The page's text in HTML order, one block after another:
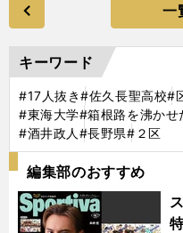
一
キーワード
#17人抜き#佐久長聖高校#
#東海大学#箱根路を沸かせ
#酒井政人 #長野県#２区
編集部のおすすめ